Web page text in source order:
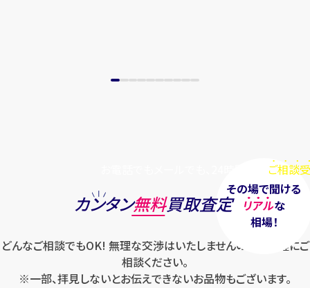
ご相談
その場で聞ける
リアルな
相場！
カンタン無料買取査定
どんなご相談でもOK! 無理な交渉はいたしませんのでお気軽にご
相談ください。
※一部、拝見しないとお伝えできないお品物もございます。